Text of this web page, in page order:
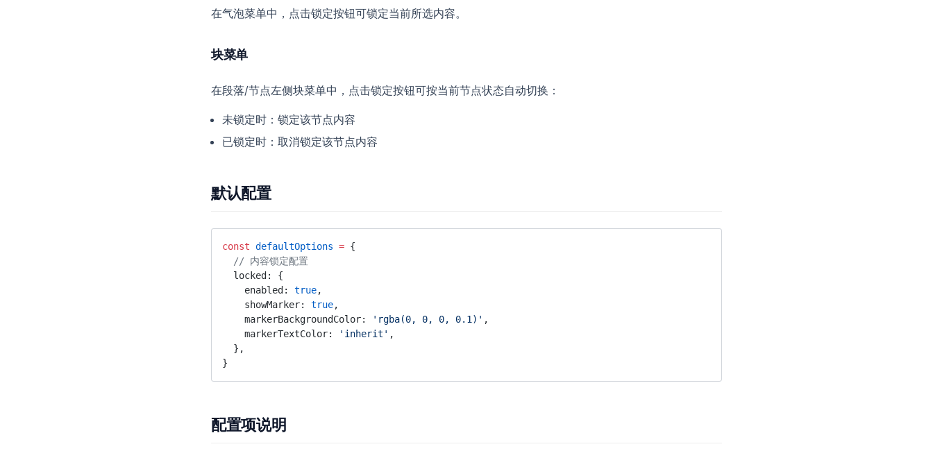
在气泡菜单中，点击锁定按钮可锁定当前所选内容。
块菜单
在段落/节点左侧块菜单中，点击锁定按钮可按当前节点状态自动切换：
未锁定时：锁定该节点内容
已锁定时：取消锁定该节点内容
默认配置
const defaultOptions = {
  // 内容锁定配置
  locked: {
    enabled:
true,
    showMarker:
true,
    markerBackgroundColor:
'rgba(0, 0, 0, 0.1)' ,
    markerTextColor:
'inherit' ,
  },
}
配置项说明